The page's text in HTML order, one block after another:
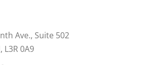
Ave., Suite 502
L3R 0A9